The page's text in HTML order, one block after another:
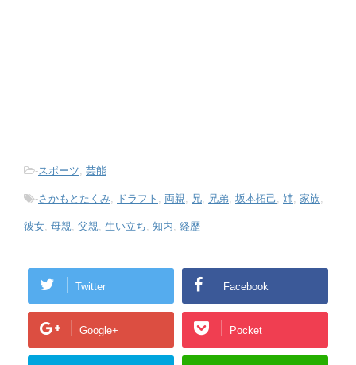
-スポーツ 芸能
-さかもとたくみ ドラフト 両親 兄 兄弟 坂本拓己 姉 家族
彼女 母親 父親 生い立ち 知内 経歴
Twitter Facebook
Google+ Pocket